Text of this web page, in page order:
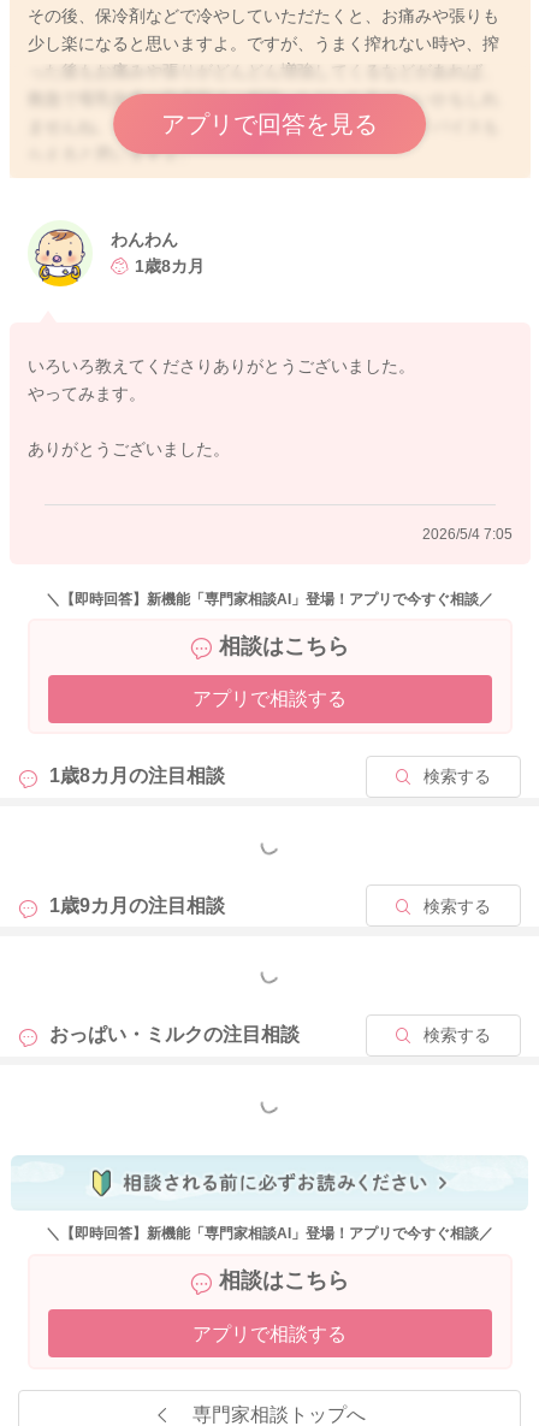
その後、保冷剤などで冷やしていただたくと、お痛みや張りも
少し楽になると思いますよ。ですが、うまく搾れない時や、搾
った後もお痛みや張りがどんどん増強してくるなどがあれば、
救急で母乳外来や助産院でご相談いただいた方がいいかもしれ
ませんね。その後のおっぱいのケアについても、アドバイスも
らえると思いますよ。
アプリで回答を見る
わんわん
1歳8カ月
いろいろ教えてくださりありがとうございました。
やってみます。
ありがとうございました。
2026/5/4 7:05
＼【即時回答】新機能「専門家相談AI」登場！アプリで今すぐ相談／
相談はこちら
アプリで相談する
1歳8カ月の注目相談 検索する
もっと見る
1歳9カ月の注目相談 検索する
もっと見る
おっぱい・ミルクの注目相談 検索する
もっと見る
＼【即時回答】新機能「専門家相談AI」登場！アプリで今すぐ相談／
相談はこちら
アプリで相談する
専門家相談トップへ